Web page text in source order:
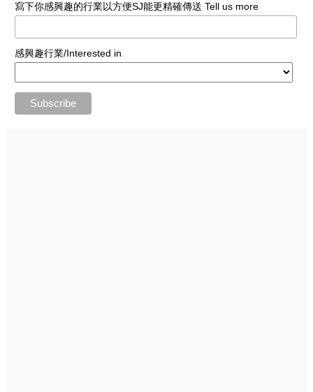
寫下你感興趣的行業以方便SJ能更精確傳送 Tell us more
感興趣行業/Interested in